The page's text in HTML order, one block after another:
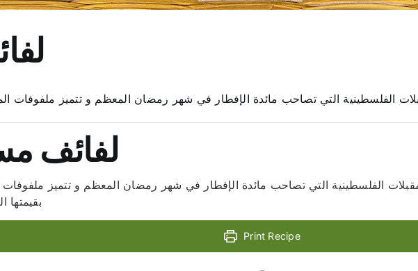
الفلسطينية التي تصاحب مائدة الإفطار في شهر رمضان المعظم و تتميز ملفوفات
لفائف
الفلسطينية التي تصاحب مائدة الإفطار في شهر رمضان المعظم و تتميز
بقيمتها
Print Recipe